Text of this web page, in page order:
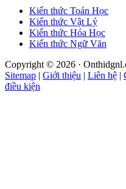
Kiến thức Toán Học
Kiến thức Vật Lý
Kiến thức Hóa Học
Kiến thức Ngữ Văn
Copyright © 2026 ·
Sitemap | Giới thiệu | Liên hệ |
điều kiện